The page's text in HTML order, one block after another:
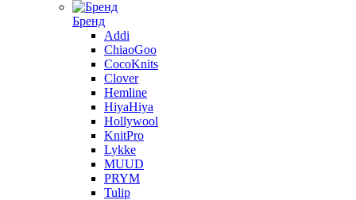
Бренд
Addi
ChiaoGoo
CocoKnits
Clover
Hemline
HiyaHiya
Hollywool
KnitPro
Lykke
MUUD
PRYM
Tulip